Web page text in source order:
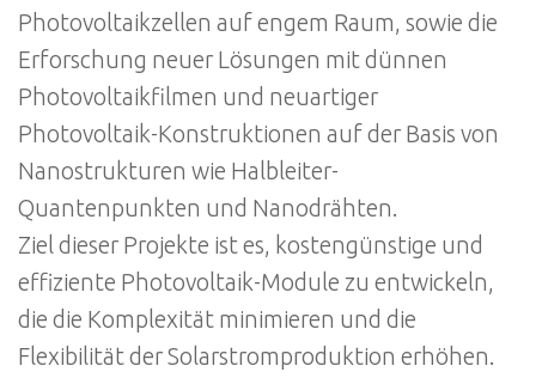
Photovoltaikzellen auf engem Raum, sowie die
Erforschung neuer Lösungen mit dünnen
Photovoltaikfilmen und neuartiger
Photovoltaik-Konstruktionen auf der Basis von
Nanostrukturen wie Halbleiter-
Quantenpunkten und Nanodrähten.
Ziel dieser Projekte ist es, kostengünstige und
effiziente Photovoltaik-Module zu entwickeln,
die die Komplexität minimieren und die
Flexibilität der Solarstromproduktion erhöhen.